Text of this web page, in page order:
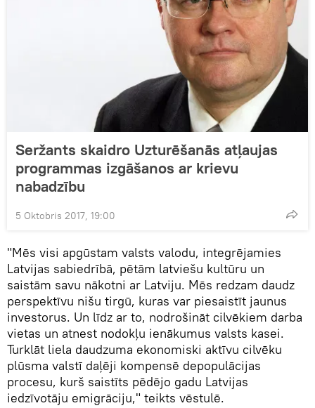
Seržants skaidro Uzturēšanās atļaujas
programmas izgāšanos ar krievu
nabadzību
5 Oktobris 2017, 19:00
"Mēs visi apgūstam valsts valodu, integrējamies
Latvijas sabiedrībā, pētām latviešu kultūru un
saistām savu nākotni ar Latviju. Mēs redzam daudz
perspektīvu nišu tirgū, kuras var piesaistīt jaunus
investorus. Un līdz ar to, nodrošināt cilvēkiem darba
vietas un atnest nodokļu ienākumus valsts kasei.
Turklāt liela daudzuma ekonomiski aktīvu cilvēku
plūsma valstī daļēji kompensē depopulācijas
procesu, kurš saistīts pēdējo gadu Latvijas
iedzīvotāju emigrāciju," teikts vēstulē.